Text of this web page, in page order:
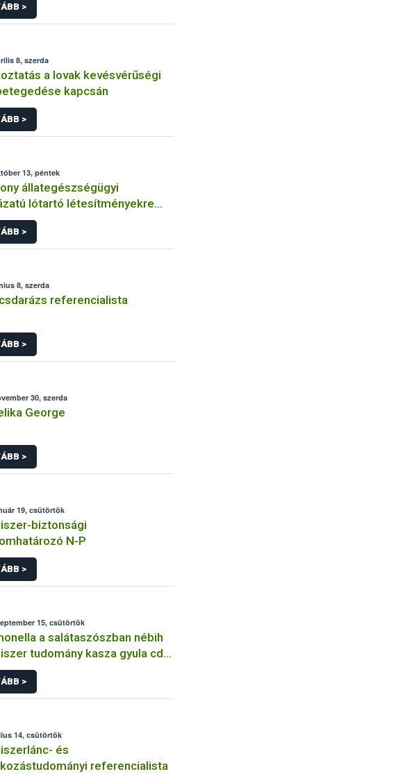
>
8, szerda
a lovak kevésvérűségi
kapcsán
>
13, péntek
állategészségügyi
lótartó létesítményekre
követelmények
>
8, szerda
referencialista
>
30, szerda
George
>
19, csütörtök
biztonsági
N-P
>
15, csütörtök
a salátaszószban nébih
tudomány kasza gyula cdc
terror lépfene
>
14, csütörtök
és
referencialista